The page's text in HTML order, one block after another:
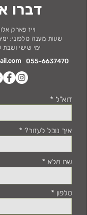
דברו
וייז פארק
ימי שישי ושבת 9:00-14:00
055-6637470
דוא"ל
איך נוכל לעזור?
שם מלא
טלפון